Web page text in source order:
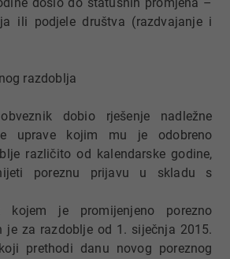
ili podjele društva (razdvajanje i
razdoblja
dobio rješenje nadležne
uprave kojim mu je odobreno
različito od kalendarske godine,
poreznu prijavu u skladu s
kojem je promijenjeno porezno
je za razdoblje od 1. siječnja 2015.
prethodi danu novog poreznog